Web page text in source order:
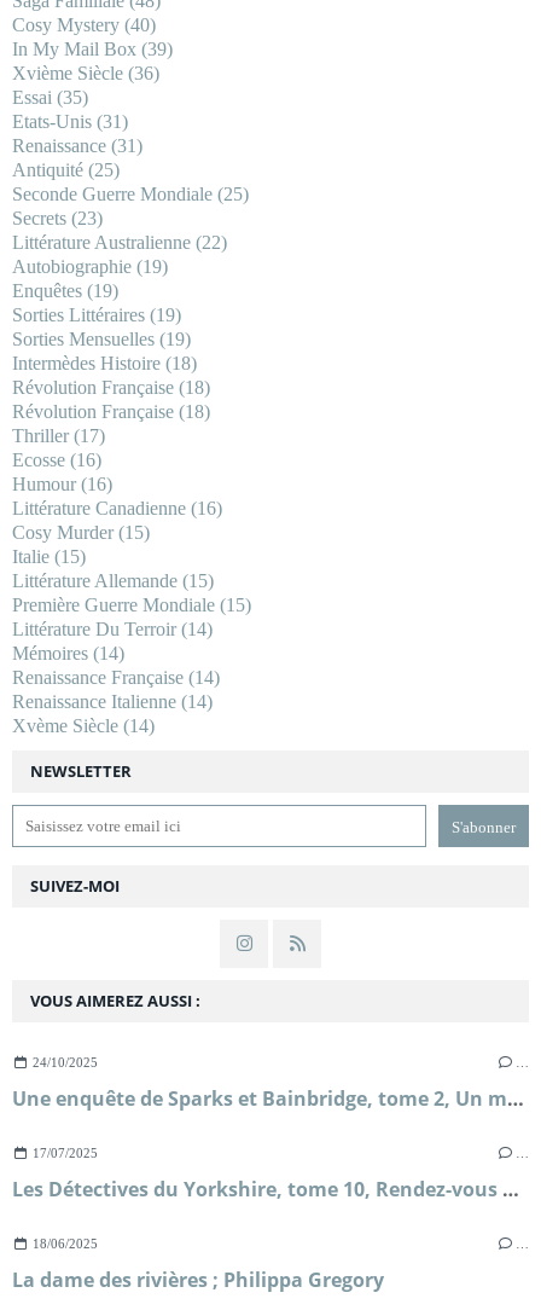
NEWSLETTER
SUIVEZ-MOI
VOUS AIMEREZ AUSSI :
24/10/2025
Une enquête de Sparks et Bainbridge, tome 2, Un mariage royal ; Allison Montclair
17/07/2025
Les Détectives du Yorkshire, tome 10, Rendez-vous avec le destin ; Julia Chapman
18/06/2025
La dame des rivières ; Philippa Gregory
Cosy Mystery (40)
In My Mail Box (39)
Xvième Siècle (36)
Essai (35)
Etats-Unis (31)
Renaissance (31)
Antiquité (25)
Seconde Guerre Mondiale (25)
Secrets (23)
Littérature Australienne (22)
Autobiographie (19)
Enquêtes (19)
Sorties Littéraires (19)
Sorties Mensuelles (19)
Intermèdes Histoire (18)
Révolution Française (18)
Révolution Française (18)
Thriller(17)
Ecosse (16)
Humour(16)
Littérature Canadienne (16)
Cosy Murder(15)
Italie (15)
Littérature Allemande (15)
Première Guerre Mondiale (15)
Littérature Du Terroir(14)
Mémoires (14)
Renaissance Française (14)
Renaissance Italienne (14)
Xvème Siècle (14)